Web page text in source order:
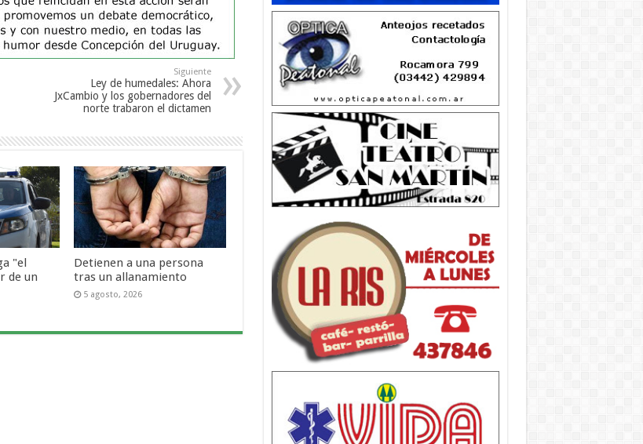
Siguiente
Ley de humedales: Ahora
JxCambio y los gobernadores del
norte trabaron el dictamen
"el
de un
Detienen a una persona
tras un allanamiento
5 agosto, 2026